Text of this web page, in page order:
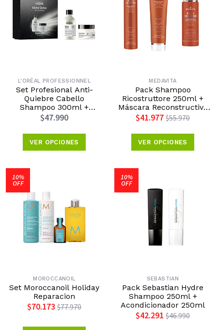
L'ORÉAL PROFESSIONNEL
Set Profesional Anti-
Quiebre Cabello
Shampoo 300ml +
Máscara 250ml Metal
$47.990
VER OPCIONES
MEDAVITA
Pack Shampoo
Ricostruttore 250ml +
Máscara Reconstructiva
150ml + Leave In
Reconstrucción 150ml
Medavita
$41.977 $55.970
VER OPCIONES
10%
OFF
MOROCCANOIL
Set Moroccanoil Holiday
Reparacion
$70.173 $77.970
10%
OFF
SEBASTIAN
Pack Sebastian Hydre
Shampoo 250ml +
Acondicionador 250ml
$42.291 $46.990